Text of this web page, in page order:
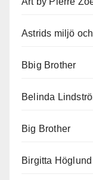
Astrids miljö
Bbig Brother
Belinda
Big Brother
Birgitta Höglund